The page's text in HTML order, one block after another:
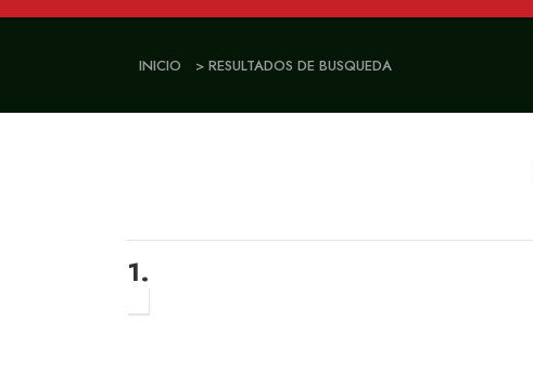
INICIO > RESULTADOS DE BUSQUEDA
1.